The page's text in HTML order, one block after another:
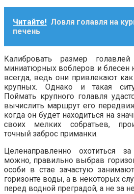
Читайте! Ловля голавля на
печень
Калибровать размер
миниатюрных воблеров и блесен
всегда, ведь они привлекают
крупных. Однако и такая
Поймать крупного голавля
вычислить маршрут его
когда он будет находиться на
своих мелких собратьев,
точный заброс приманки.
Целенаправленно охотиться
можно, правильно выбрав
особи в стае зачастую
горизонте воды, а в некоторых
перед водной преградой, а не за